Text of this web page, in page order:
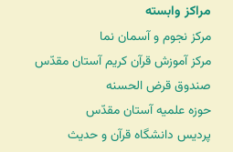
مراکز وابسته
مرکز نجوم و آسمان نما
مرکز آموزش قرآن کریم آستان مقدّس
صندوق قرض الحسنه
حوزه علمیه آستان مقدّس
پردیس دانشگاه قرآن و حدیث